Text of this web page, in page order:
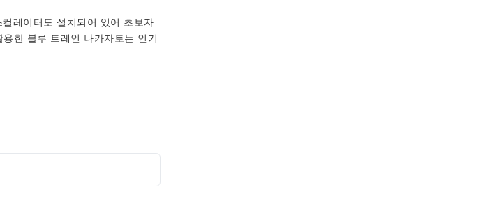
레이터도 설치되어 있어 초보자
한 블루 트레인 나카자토는 인기